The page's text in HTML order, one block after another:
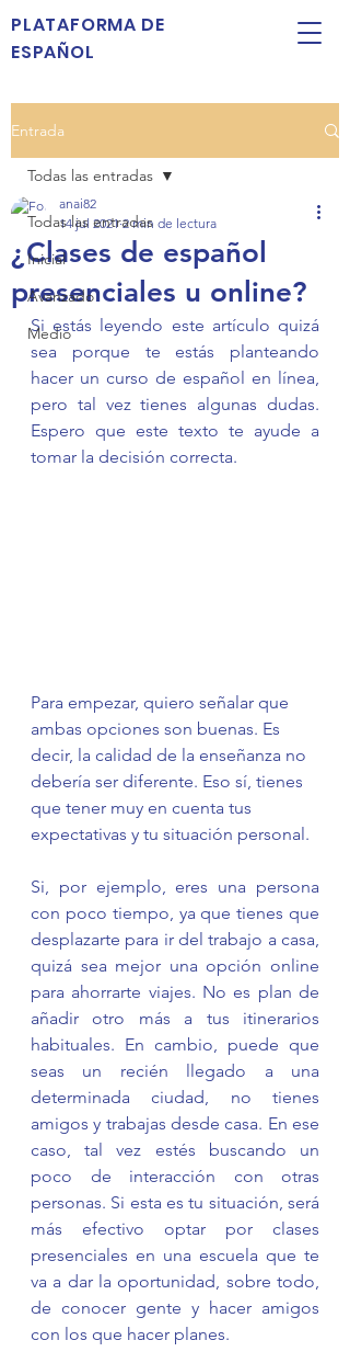
PLATAFORMA DE
ESPAÑOL
Entrada
Todas las entradas
Inicial
Avanzado
Medio
Todas las entradas
¿Clases de español
presenciales u online?
anai82
14 jul 2021 2 min de lectura
Si estás leyendo este artículo quizá
sea porque te estás planteando
hacer un curso de español en línea,
pero tal vez tienes algunas dudas.
Espero que este texto te ayude a
tomar la decisión correcta.
Para empezar, quiero señalar que
ambas opciones son buenas. Es
decir, la calidad de la enseñanza no
debería ser diferente. Eso sí, tienes
que tener muy en cuenta tus
expectativas y tu situación personal.
Si, por ejemplo, eres una persona
con poco tiempo, ya que tienes que
desplazarte para ir del trabajo a casa,
quizá sea mejor una opción online
para ahorrarte viajes. No es plan de
añadir otro más a tus itinerarios
habituales. En cambio, puede que
seas un recién llegado a una
determinada ciudad, no tienes
amigos y trabajas desde casa. En ese
caso, tal vez estés buscando un
poco de interacción con otras
personas. Si esta es tu situación, será
más efectivo optar por clases
presenciales en una escuela que te
va a dar la oportunidad, sobre todo,
de conocer gente y hacer amigos
con los que hacer planes.